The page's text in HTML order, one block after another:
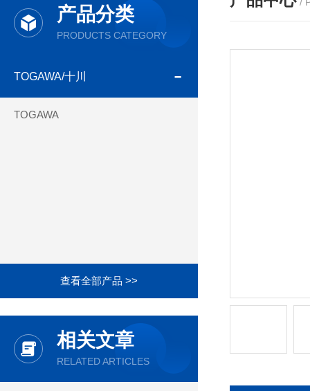
产品分类
PRODUCTS CATEGORY
TOGAWA/十川
TOGAWA
查看全部产品 >>
相关文章
RELATED ARTICLES